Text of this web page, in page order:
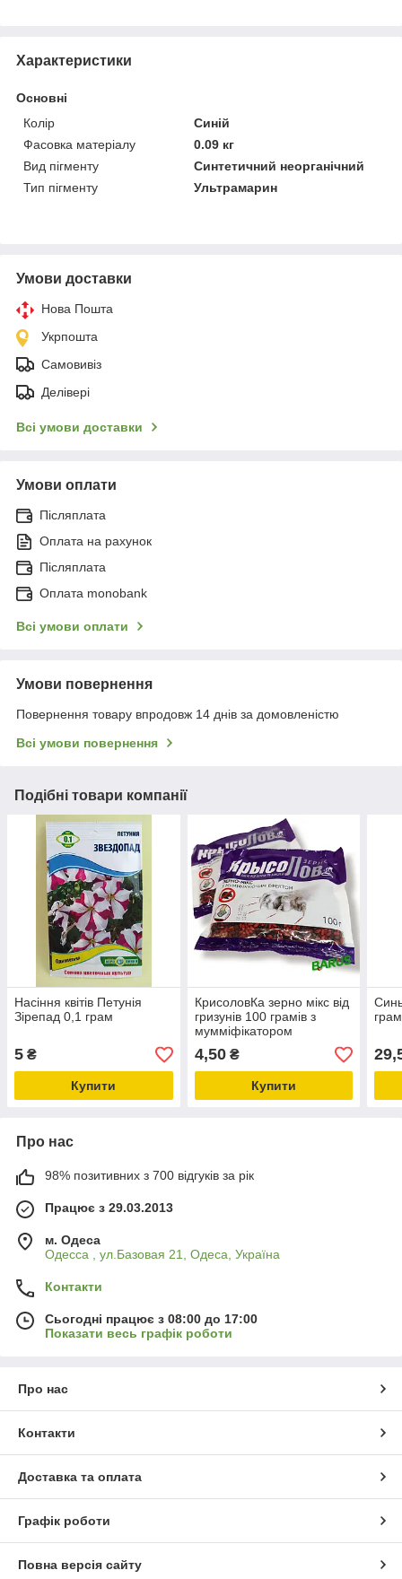
Характеристики
Основні
Колір
Синій
Фасовка матеріалу
0.09 кг
Вид пігменту
Синтетичний неорганічний
Тип пігменту
Ультрамарин
Умови доставки
Нова Пошта
Укрпошта
Самовивіз
Делівері
Всі умови доставки
Умови оплати
Післяплата
Оплата на рахунок
Післяплата
Оплата monobank
Всі умови оплати
Умови повернення
Повернення товару впродовж 14 днів за домовленістю
Всі умови повернення
Подібні товари компанії
Насіння квітів Петунія
Зірепад 0,1 грам
5 ₴
Купити
КрисоловКа зерно мікс від
гризунів 100 грамів з
мумміфікатором
4,50₴
Купити
Про нас
98% позитивних з 700 відгуків за рік
Працює з 29.03.2013
м. Одеса
Одесса , ул.Базовая 21, Одеса, Україна
Контакти
Сьогодні працює з 08:00 до 17:00
Показати весь графік роботи
Про нас
Контакти
Доставка та оплата
Графік роботи
Повна версія сайту